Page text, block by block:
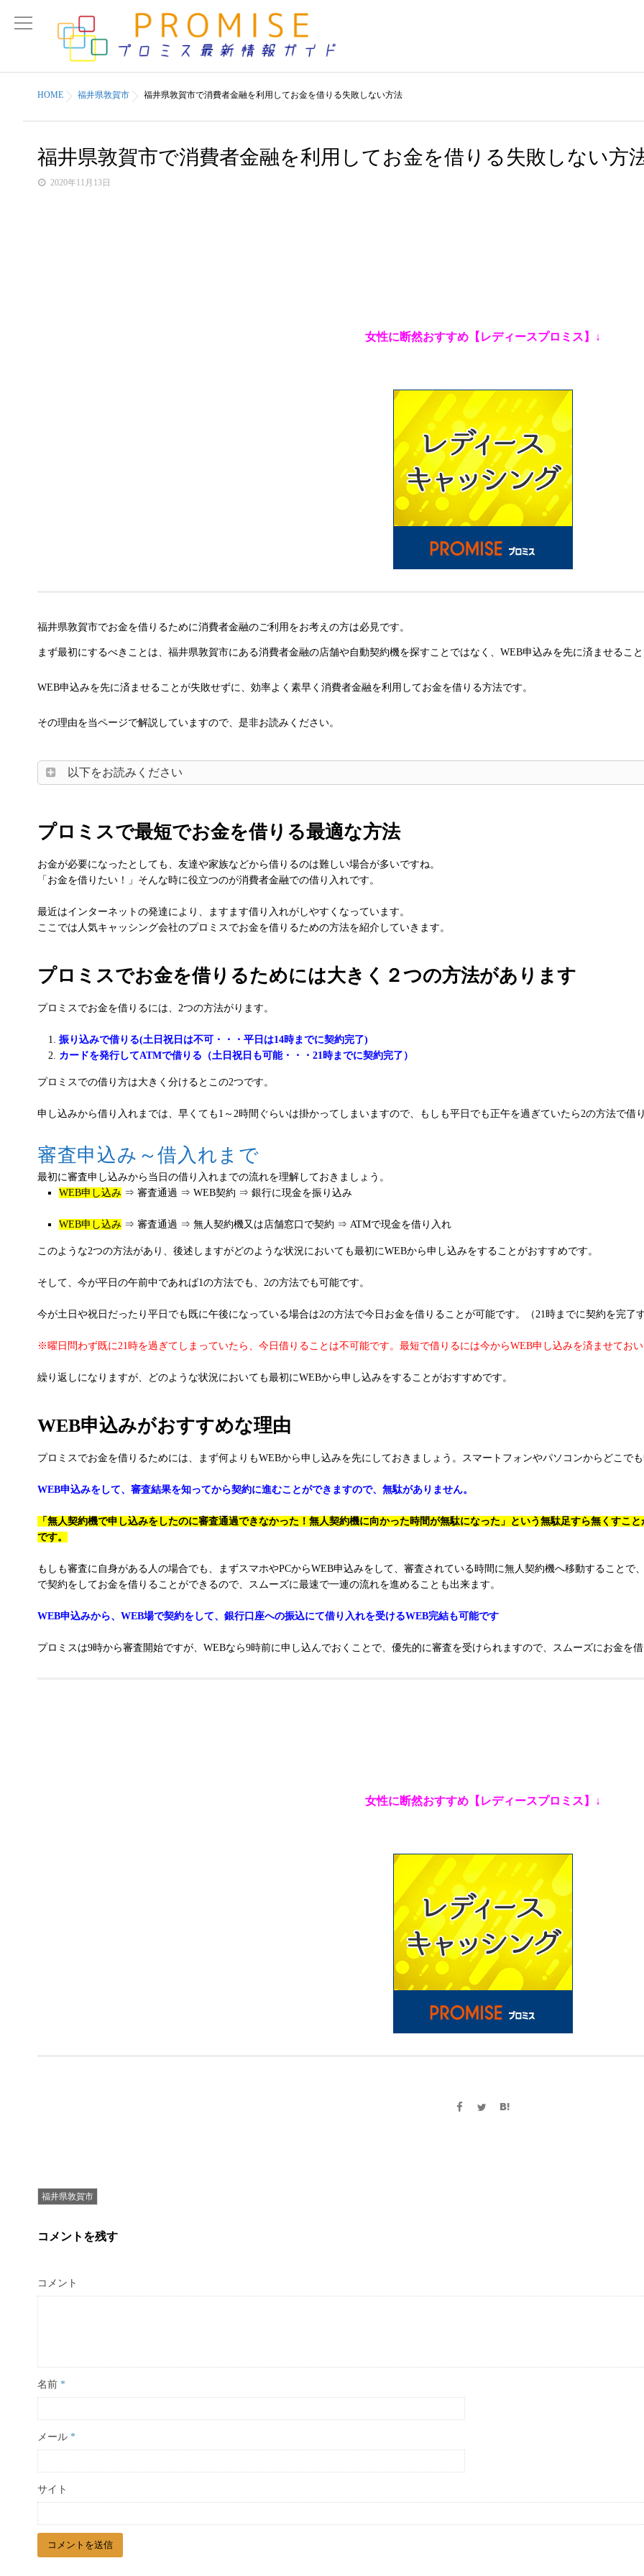
HOME 福井県敦賀市 福井県敦賀市で消費者金融を利用してお金を借りる失敗しない方法
福井県敦賀市で消費者金融を利用してお金を借りる失敗しない方
2020年11月13日
女性に断然おすすめ【レディースプロミス】↓
福井県敦賀市でお金を借りるために消費者金融のご利用をお考えの方は必見です。
まず最初にするべきことは、福井県敦賀市にある消費者金融の店舗や自動契約機を探すことではなく、WEB申込みを先に済ませるこ
WEB申込みを先に済ませることが失敗せずに、効率よく素早く消費者金融を利用してお金を借りる方法です。
その理由を当ページで解説していますので、是非お読みください。
以下をお読みください
プロミスで最短でお金を借りる最適な方法
お金が必要になったとしても、友達や家族などから借りるのは難しい場合が多いですね。
「お金を借りたい！」そんな時に役立つのが消費者金融での借り入れです。
最近はインターネットの発達により、ますます借り入れがしやすくなっています。
ここでは人気キャッシング会社のプロミスでお金を借りるための方法を紹介していきます。
プロミスでお金を借りるためには大きく２つの方法があります
プロミスでお金を借りるには、2つの方法がります。
振り込みで借りる(土日祝日は不可・・・平日は14時までに契約完了)
カードを発行してATMで借りる（土日祝日も可能・・・21時までに契約完了）
プロミスでの借り方は大きく分けるとこの2つです。
申し込みから借り入れまでは、早くても1～2時間ぐらいは掛かってしまいますので、もしも平日でも正午を過ぎていたら2の方法で借
審査申込み～借入れまで
最初に審査申し込みから当日の借り入れまでの流れを理解しておきましょう。
WEB申し込み ⇒ 審査通過 ⇒ WEB契約 ⇒ 銀行に現金を振り込み
WEB申し込み ⇒ 審査通過 ⇒ 無人契約機又は店舗窓口で契約 ⇒ ATMで現金を借り入れ
このような2つの方法があり、後述しますがどのような状況においても最初にWEBから申し込みをすることがおすすめです。
そして、今が平日の午前中であれば1の方法でも、2の方法でも可能です。
今が土日や祝日だったり平日でも既に午後になっている場合は2の方法で今日お金を借りることが可能です。（21時までに契約を完了
※曜日問わず既に21時を過ぎてしまっていたら、今日借りることは不可能です。最短で借りるには今からWEB申し込みを済ませてお
繰り返しになりますが、どのような状況においても最初にWEBから申し込みをすることがおすすめです。
WEB申込みがおすすめな理由
プロミスでお金を借りるためには、まず何よりもWEBから申し込みを先にしておきましょう。スマートフォンやパソコンからどこで
WEB申込みをして、審査結果を知ってから契約に進むことができますので、無駄がありません。
「無人契約機で申し込みをしたのに審査通過できなかった！無人契約機に向かった時間が無駄になった」という無駄足すら無くすこ
です。
もしも審査に自身がある人の場合でも、まずスマホやPCからWEB申込みをして、審査されている時間に無人契約機へ移動すること
で契約をしてお金を借りることができるので、スムーズに最速で一連の流れを進めることも出来ます。
WEB申込みから、WEB場で契約をして、銀行口座への振込にて借り入れを受けるWEB完結も可能です
プロミスは9時から審査開始ですが、WEBなら9時前に申し込んでおくことで、優先的に審査を受けられますので、スムーズにお金を
女性に断然おすすめ【レディースプロミス】↓
福井県敦賀市
コメントを残す
コメント
名前 *
メール *
サイト